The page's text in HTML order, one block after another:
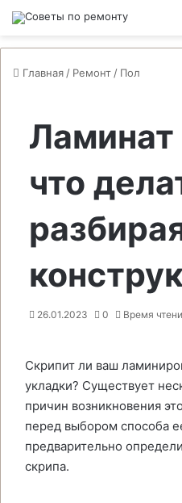
Главная / Ремонт / Пол
Ламинат
что
26.01.2023 0 Время
Скрипит ли ваш
укладки? Существует
причин возникновения
перед выбором способа
предварительно
скрипа.